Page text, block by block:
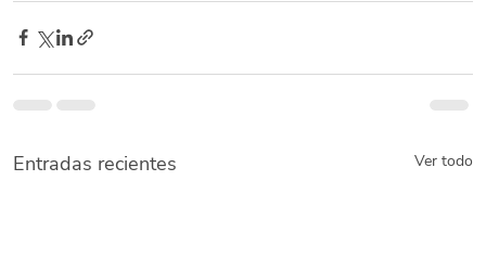
Entradas recientes Ver todo